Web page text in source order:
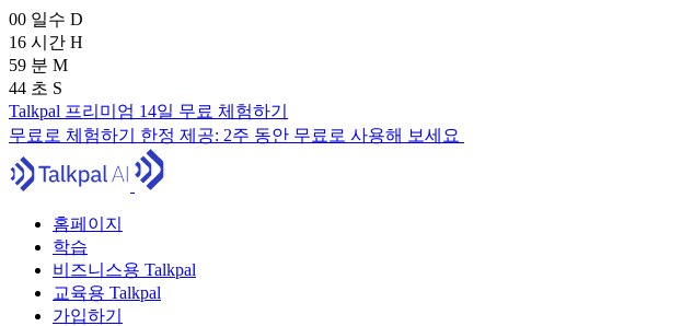
00 일수 D
16 시간 H
59 분 M
43 초 S
Talkpal 프리미엄 14일 무료 체험하기
무료로 체험하기 한정 제공: 2주 동안 무료로 사용해 보세요
홈페이지
학습
비즈니스용 Talkpal
교육용 Talkpal
가입하기